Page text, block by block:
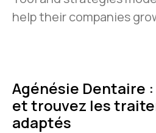
help their companies
Agénésie Dentaire
et trouvez les
adaptés